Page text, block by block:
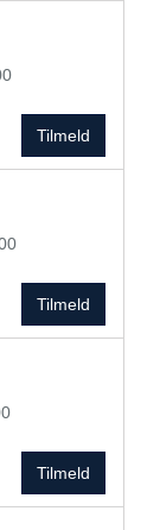
Tilmeld
Tilmeld
Tilmeld